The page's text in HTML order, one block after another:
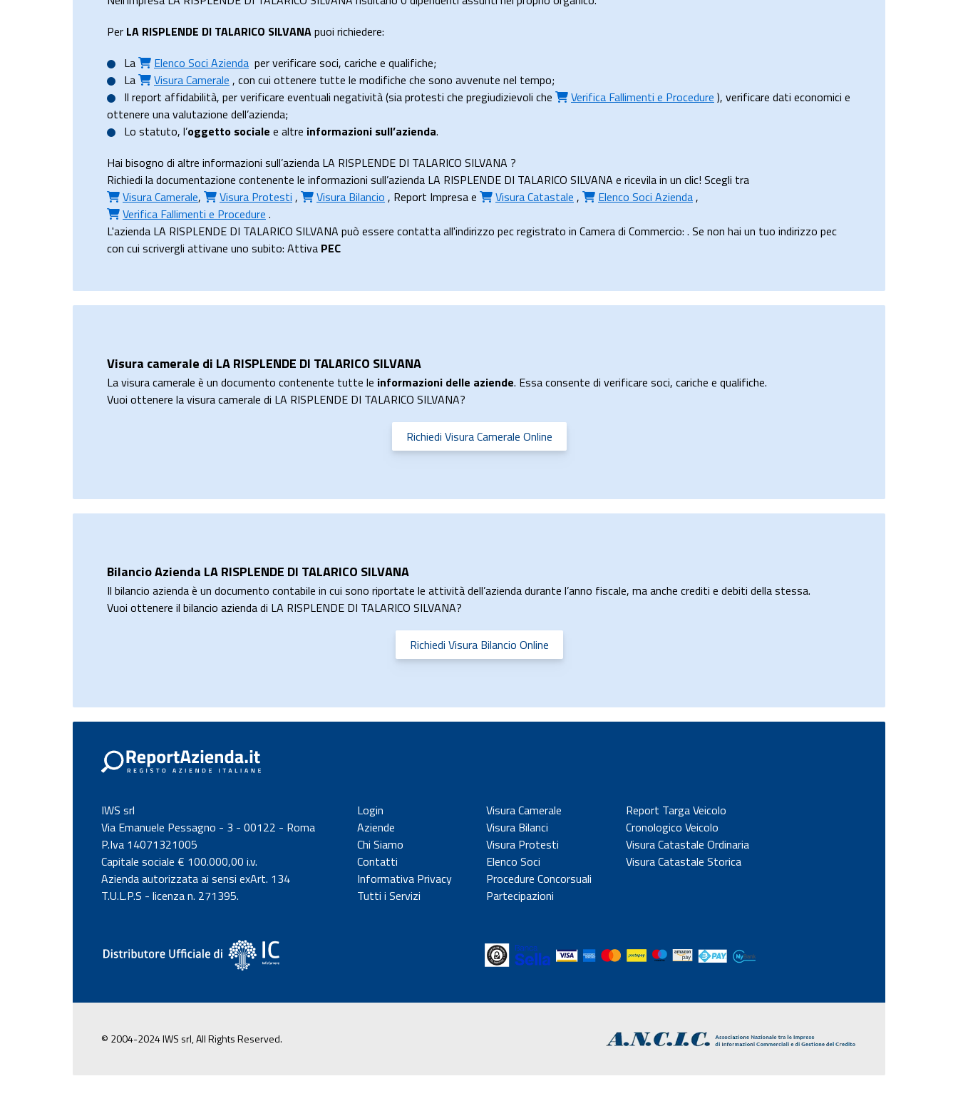
Per LA RISPLENDE DI TALARICO SILVANApuoi richiedere:
La
Elenco Soci Azienda per verificare soci, cariche e qualifiche;
La
Visura Camerale , con cui ottenere tutte le modifiche che sono avvenute nel tempo;
Il report affidabilità, per verificare eventuali negatività (sia protesti che pregiudizievoli che Verifica Fallimenti e Procedure ), verificare dati economici e
ottenere una valutazione dell’azienda;
Lo statuto, l’oggetto sociale e altre informazioni sull’azienda.
Hai bisogno di altre informazioni sull’azienda LA RISPLENDE DI TALARICO SILVANA ?
Richiedi la documentazione contenente le informazioni sull’azienda LA RISPLENDE DI TALARICO SILVANA e ricevila in un clic! Scegli tra
Visura Camerale, Visura Protesti , Visura Bilancio , Report Impresae Visura Catastale , Elenco Soci Azienda,
Verifica Fallimenti e Procedure .
L'azienda LA RISPLENDE DI TALARICO SILVANA può essere contatta all'indirizzo pec registrato in Camera di Commercio: . Se non hai un tuo indirizzo pec
con cui scrivergli attivane uno subito: Attiva PEC
Visura camerale di LA RISPLENDE DI TALARICO SILVANA
La visura camerale è un documento contenente tutte le informazioni delle aziende. Essa consente di verificare soci, cariche e qualifiche.
Vuoi ottenere la visura camerale di LA RISPLENDE DI TALARICO SILVANA?
Richiedi Visura Camerale Online
Bilancio Azienda LA RISPLENDE DI TALARICO SILVANA
Il bilancio azienda è un documento contabile in cui sono riportate le attività dell’azienda durante l’anno fiscale, ma anche crediti e debiti della stessa.
Vuoi ottenere il bilancio azienda di LA RISPLENDE DI TALARICO SILVANA?
Richiedi Visura Bilancio Online
IWS srl
Via Emanuele Pessagno - 3 - 00122 - Roma
P.Iva 14071321005
Capitale sociale € 100.000,00 i.v.
Azienda autorizzata ai sensi exArt. 134
T.U.L.P.S - licenza n. 271395.
Login
Aziende
Chi Siamo
Contatti
Informativa Privacy
Tutti i Servizi
Visura Camerale
Visura Bilanci
Visura Protesti
Elenco Soci
Procedure Concorsuali
Partecipazioni
Report Targa Veicolo
Cronologico Veicolo
Visura Catastale Ordinaria
Visura Catastale Storica
© 2004-2024 IWS srl, All Rights Reserved.